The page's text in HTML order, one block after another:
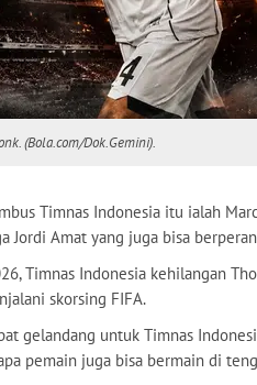
(Bola.com/Dok.Gemini).
Timnas Indonesia itu ialah
Jordi Amat yang juga bisa
Timnas Indonesia kehilangan
skorsing FIFA.
gelandang untuk Timnas
pemain juga bisa bermain di